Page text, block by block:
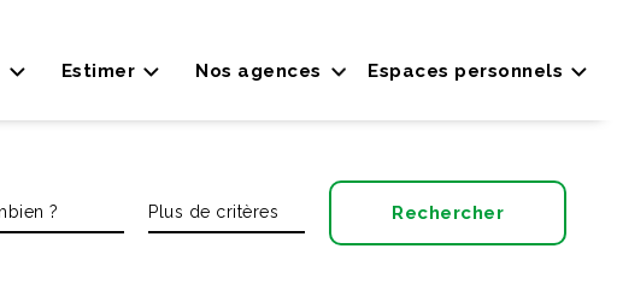
Espaces personnels
Estimer Nos agences